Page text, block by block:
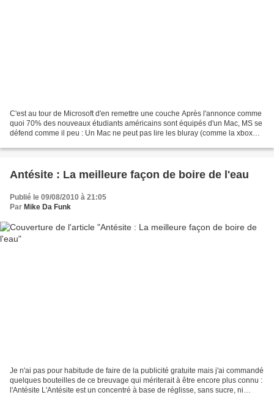
C'est au tour de Microsoft d'en remettre une couche Après l'annonce comme
quoi 70% des nouveaux étudiants américains sont équipés d'un Mac, MS se
défend comme il peu : Un Mac ne peut pas lire les bluray (comme la xbox
Antésite : La meilleure façon de boire de l'eau
Publié le 09/08/2010 à 21:05
Par Mike Da Funk
Je n'ai pas pour habitude de faire de la publicité gratuite mais j'ai commandé
quelques bouteilles de ce breuvage qui mériterait à être encore plus connu :
l'Antésite L'Antésite est un concentré à base de réglisse, sans sucre, ni